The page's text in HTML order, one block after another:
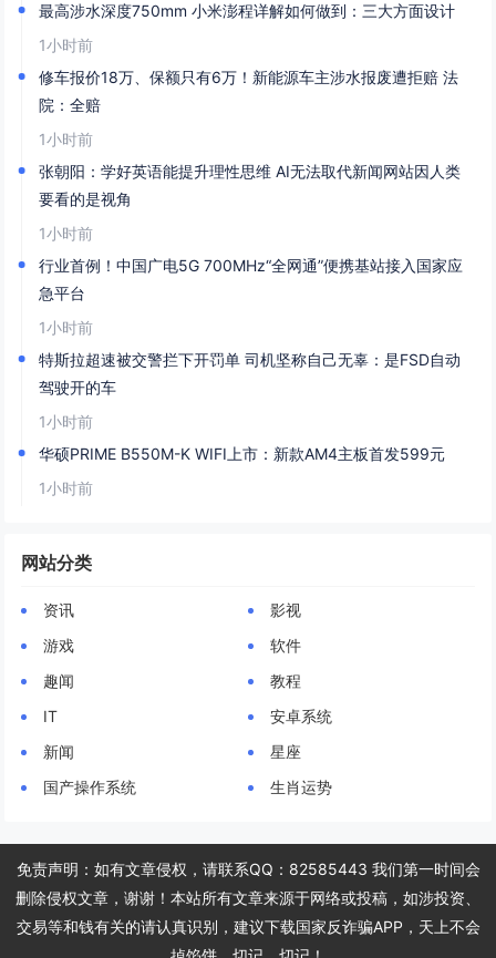
最高涉水深度750mm 小米澎程详解如何做到：三大方面设计
1小时前
修车报价18万、保额只有6万！新能源车主涉水报废遭拒赔 法
院：全赔
1小时前
张朝阳：学好英语能提升理性思维 AI无法取代新闻网站因人类
要看的是视角
1小时前
行业首例！中国广电5G 700MHz“全网通”便携基站接入国家应
急平台
1小时前
特斯拉超速被交警拦下开罚单 司机坚称自己无辜：是FSD自动
驾驶开的车
1小时前
华硕PRIME B550M-K WIFI上市：新款AM4主板首发599元
1小时前
网站分类
资讯
影视
游戏
软件
趣闻
教程
IT
安卓系统
新闻
星座
国产操作系统
生肖运势
免责声明：如有文章侵权，请联系QQ：82585443 我们第一时间会
删除侵权文章，谢谢！本站所有文章来源于网络或投稿，如涉投资、
交易等和钱有关的请认真识别，建议下载国家反诈骗APP，天上不会